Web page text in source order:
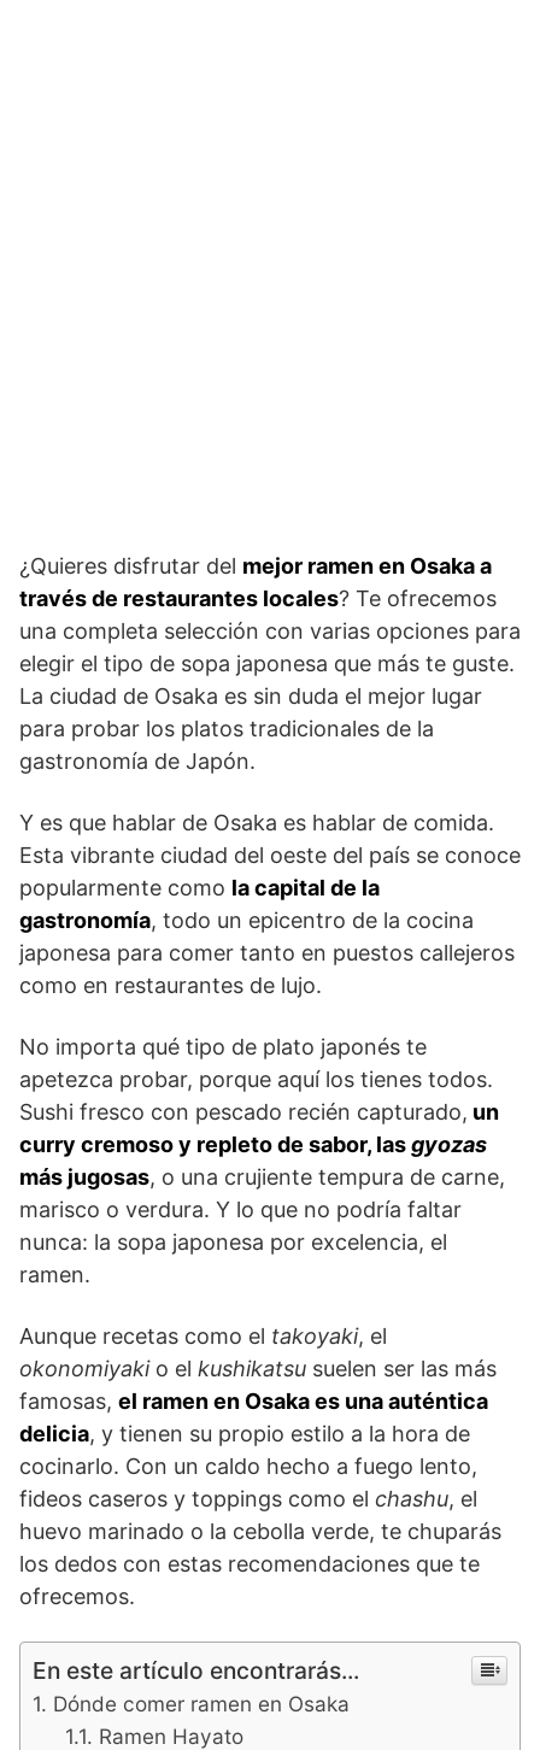
¿Quieres disfrutar del mejor ramen en Osaka a
través de restaurantes locales? Te ofrecemos
una completa selección con varias opciones para
elegir el tipo de sopa japonesa que más te guste.
La ciudad de Osaka es sin duda el mejor lugar
para probar los platos tradicionales de la
gastronomía de Japón.
Y es que hablar de Osaka es hablar de comida.
Esta vibrante ciudad del oeste del país se conoce
popularmente como la capital de la
gastronomía, todo un epicentro de la cocina
japonesa para comer tanto en puestos callejeros
como en restaurantes de lujo.
No importa qué tipo de plato japonés te
apetezca probar, porque aquí los tienes todos.
Sushi fresco con pescado recién capturado, un
curry cremoso y repleto de sabor, lasgyozas
más jugosas, o una crujiente tempura de carne,
marisco o verdura. Y lo que no podría faltar
nunca: la sopa japonesa por excelencia, el
ramen.
Aunque recetas como el takoyaki, el
okonomiyakio el kushikatsu suelen ser las más
famosas, el ramen en Osaka es una auténtica
delicia, y tienen su propio estilo a la hora de
cocinarlo. Con un caldo hecho a fuego lento,
fideos caseros y toppings como el chashu, el
huevo marinado o la cebolla verde, te chuparás
los dedos con estas recomendaciones que te
ofrecemos.
En este artículo encontrarás...
Dónde comer ramen en Osaka
Ramen Hayato